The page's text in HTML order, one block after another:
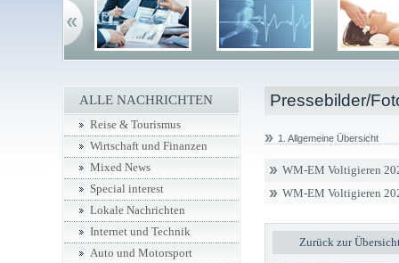
Pressebilder/
1. Allgemeine Übersicht
WM-EM Voltigieren
WM-EM Voltigieren
Zurück zur
ALLE NACHRICHTEN
Reise & Tourismus
Wirtschaft und Finanzen
Mixed News
Special interest
Lokale Nachrichten
Internet und Technik
Auto und Motorsport